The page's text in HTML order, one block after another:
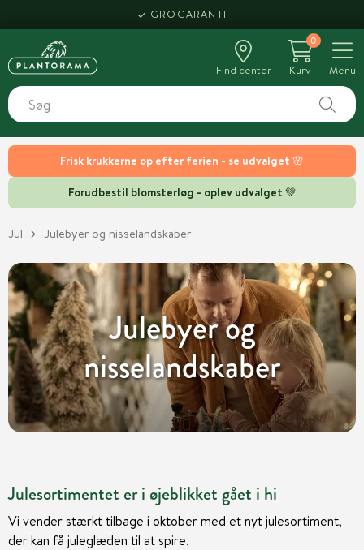
Frisk krukkerne op efter ferien - se udvalget 🌸
Forudbestil blomsterløg - oplev udvalget 💚
GROGARANTI
Find center
0
Kurv
Menu
Jul Julebyer og nisselandskaber
Julebyer og
nisselandskaber
Julesortimentet er i øjeblikket gået i hi
Vi vender stærkt tilbage i oktober med et nyt julesortiment,
der kan få juleglæden til at spire.